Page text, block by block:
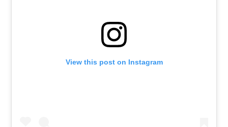
View this post on Instagram